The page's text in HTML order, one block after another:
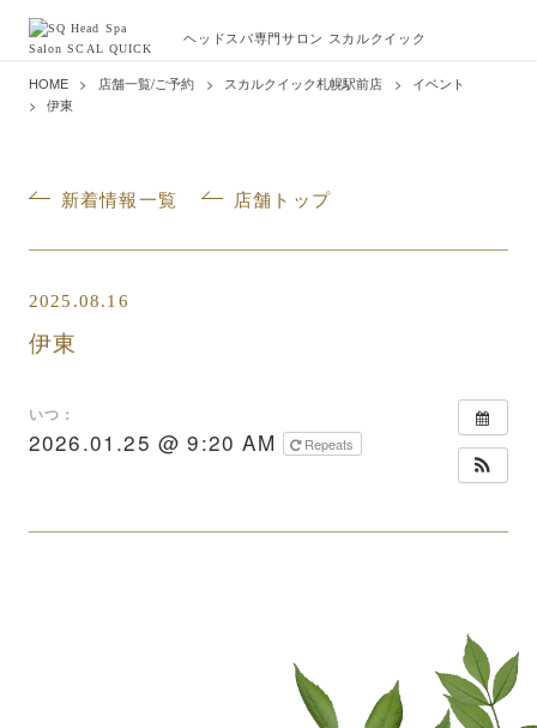
ヘッドスパ専門サロン スカルクイック
HOME 店舗一覧/ご予約 スカルクイック札幌駅前店
イベント
伊東
新着情報一覧 店舗トップ
2025.08.16
伊東
いつ：
2026.01.25 @ 9:20 AM Repeats